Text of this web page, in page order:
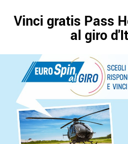
Vinci gratis Pass
al giro